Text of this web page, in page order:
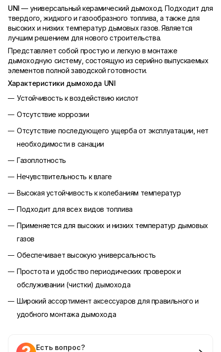
UNI — универсальный керамический дымоход. Подходит для
твердого, жидкого и газообразного топлива, а также для
высоких и низких температур дымовых газов. Является
лучшим решением для нового строительства.
Представляет собой простую и легкую в монтаже
дымоходную систему, состоящую из серийно выпускаемых
элементов полной заводской готовности.
Характеристики дымохода UNI
Устойчивость к воздействию кислот
Отсутствие коррозии
Отсутствие последующего ущерба от эксплуатации, нет
необходимости в санации
Газоплотность
Нечувствительность к влаге
Высокая устойчивость к колебаниям температур
Подходит для всех видов топлива
Применяется для высоких и низких температур дымовых
газов
Обеспечивает высокую универсальность
Простота и удобство периодических проверок и
обслуживании (чистки) дымохода
Широкий ассортимент аксессуаров для правильного и
удобного монтажа дымохода
Есть вопрос?